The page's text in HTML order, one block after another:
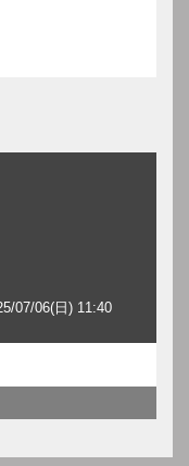
07/06(日) 11:40